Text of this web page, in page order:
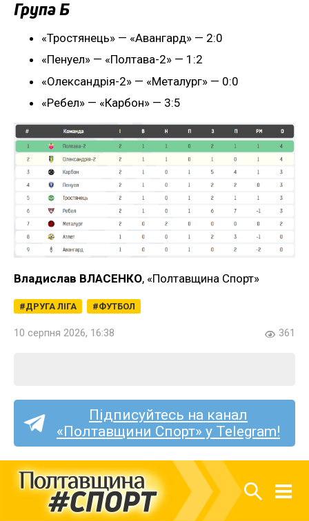
Група Б
«Тростянець» — «Авангард» — 2:0
«Пенуел» — «Полтава-2» — 1:2
«Олександрія-2» — «Металург» — 0:0
«Ребел» — «Карбон» — 3:5
Владислав ВЛАСЕНКО, «Полтавщина Спорт»
ДРУГА ЛІГА ФУТБОЛ
10 серпня 2026, 16:38 361
Підписуйтесь на канал
«Полтавщини Спорт» у Telegram!